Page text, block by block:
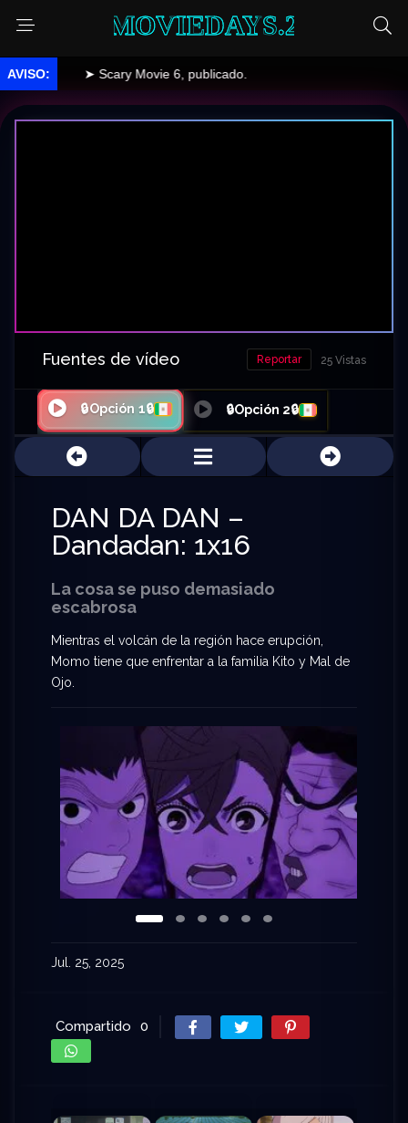
MOVIEDAYS.2
➤ Scary Movie 6, publicado.
Fuentes de vídeo 25 Vistas
Reportar
🔒Opción 1🔒 🔒Opción 2🔒
DAN DA DAN –
Dandadan: 1x16
La cosa se puso demasiado
escabrosa
Mientras el volcán de la región hace erupción,
Momo tiene que enfrentar a la familia Kito y Mal de
Ojo.
Jul. 25, 2025
Compartido 0